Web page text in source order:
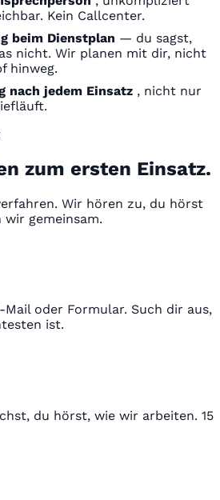
Kein Callcenter.
beim Dienstplan — du sagst,
nicht. Wir planen mit dir, nicht
hinweg.
nach jedem Einsatz , nicht nur
zum ersten Einsatz.
Wir hören zu, du hörst
gemeinsam.
Mail oder Formular. Such dir aus,
ist.
du hörst, wie wir arbeiten. 15